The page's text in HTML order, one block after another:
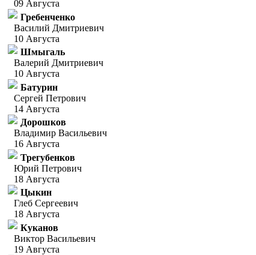
09 Августа
Гребенченко
Василий Дмитриевич
10 Августа
Шмыгаль
Валерий Дмитриевич
10 Августа
Батурин
Сергей Петрович
14 Августа
Дорошков
Владимир Васильевич
16 Августа
Трегубенков
Юрий Петрович
18 Августа
Цыкин
Глеб Сергеевич
18 Августа
Куканов
Виктор Васильевич
19 Августа